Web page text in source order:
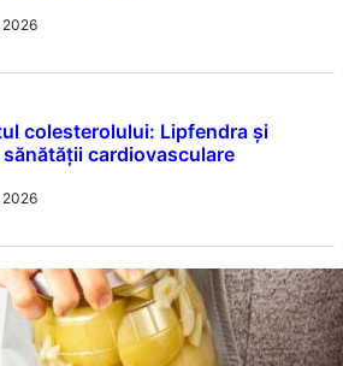
2026
colesterolului: Lipfendra și
cardiovasculare
2026